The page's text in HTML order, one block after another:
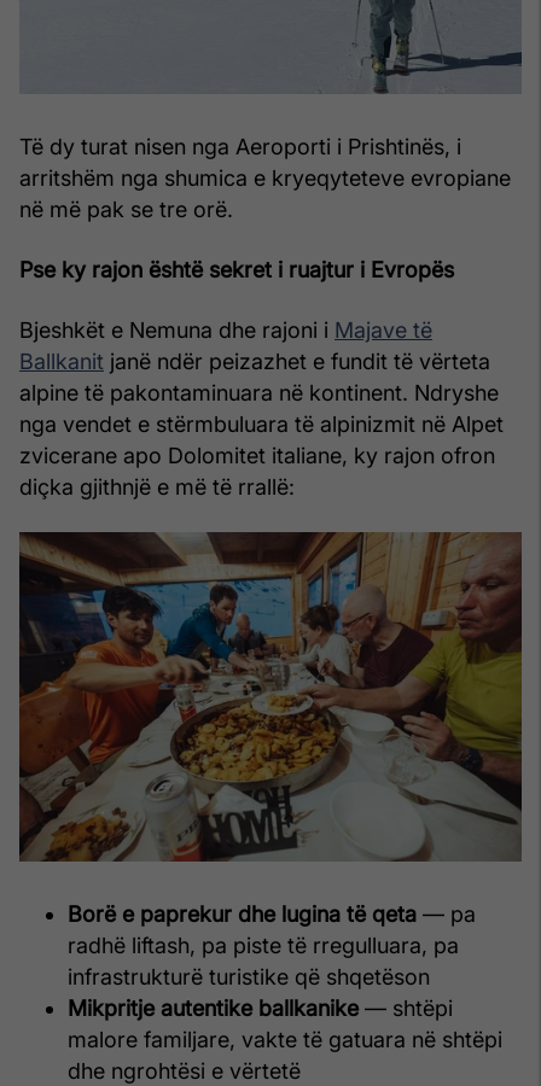
Të dy turat nisen nga Aeroporti i Prishtinës, i
arritshëm nga shumica e kryeqyteteve evropiane
në më pak se tre orë.
Pse ky rajon është sekret i ruajtur i Evropës
Bjeshkët e Nemuna dhe rajoni i Majave të
Ballkanit janë ndër peizazhet e fundit të vërteta
alpine të pakontaminuara në kontinent. Ndryshe
nga vendet e stërmbuluara të alpinizmit në Alpet
zvicerane apo Dolomitet italiane, ky rajon ofron
diçka gjithnjë e më të rrallë:
Borë e paprekur dhe lugina të qeta — pa
radhë liftash, pa piste të rregulluara, pa
infrastrukturë turistike që shqetëson
Mikpritje autentike ballkanike — shtëpi
malore familjare, vakte të gatuara në shtëpi
dhe ngrohtësi e vërtetë